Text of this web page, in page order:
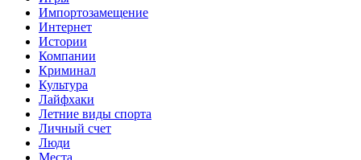
Импортозамещение
Интернет
Истории
Компании
Криминал
Культура
Лайфхаки
Летние виды спорта
Личный счет
Люди
Места